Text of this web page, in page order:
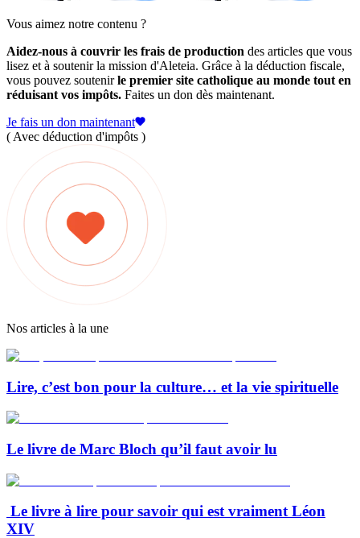
Vous aimez notre contenu ?
Aidez-nous à couvrir les frais de production des articles que vous
lisez et à soutenir la mission d'Aleteia. Grâce à la déduction fiscale,
vous pouvez soutenirle premier site catholique au monde tout en
réduisant vos impôts. Faites un don dès maintenant.
Je fais un don maintenant
( Avec déduction d'impôts )
Nos articles à la une
Lire, c’est bon pour la culture… et la vie spirituelle
Le livre de Marc Bloch qu’il faut avoir lu
Le livre à lire pour savoir qui est vraiment Léon
XIV